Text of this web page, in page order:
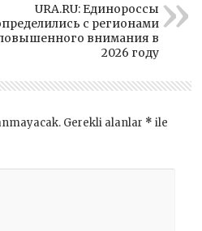
URA.RU: Единороссы
с регионами
внимания в
2026 году
Gerekli alanlar * ile